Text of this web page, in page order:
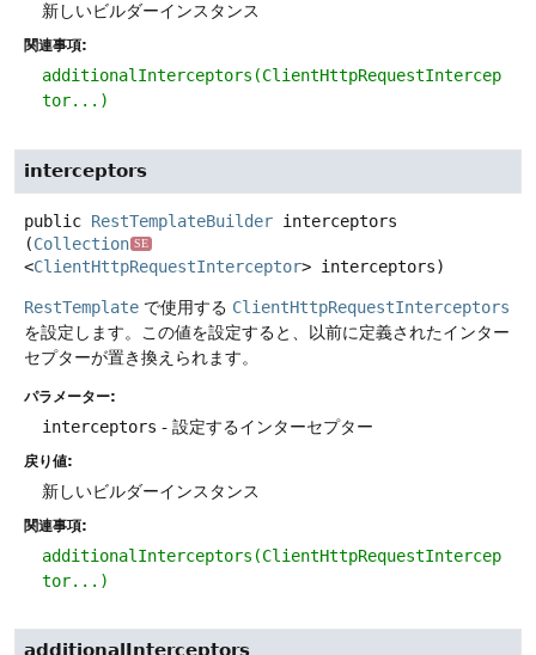
新しいビルダーインスタンス
関連事項:
additionalInterceptors(ClientHttpRequestIntercep
tor...)
interceptors
public RestTemplateBuilder interceptors
(Collection SE
<ClientHttpRequestInterceptor> interceptors)
RestTemplate で使用する ClientHttpRequestInterceptors
を設定します。この値を設定すると、以前に定義されたインター
セプターが置き換えられます。
パラメーター:
interceptors - 設定するインターセプター
戻り値:
新しいビルダーインスタンス
関連事項:
additionalInterceptors(ClientHttpRequestIntercep
tor...)
additionalInterceptors